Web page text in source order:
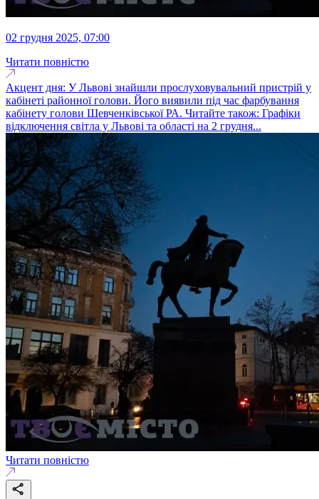
02 грудня 2025, 07:00
Читати повністю
Акцент дня: У Львові знайшли прослуховувальний пристрій у
кабінеті районної голови. Його виявили під час фарбування
кабінету голови Шевченківської РА. Читайте також: Графіки
відключення світла у Львові та області на 2 грудня...
Читати повністю